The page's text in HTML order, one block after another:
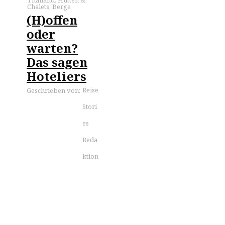
Chalets, Berge
(H)offen
oder
warten?
Das sagen
Hoteliers
Geschrieben von: Reise
Stori
es
Reda
ktion